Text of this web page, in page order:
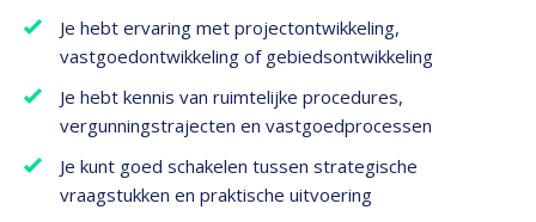
Je hebt ervaring met projectontwikkeling,
vastgoedontwikkeling of gebiedsontwikkeling
Je hebt kennis van ruimtelijke procedures,
vergunningstrajecten en vastgoedprocessen
Je kunt goed schakelen tussen strategische
vraagstukken en praktische uitvoering